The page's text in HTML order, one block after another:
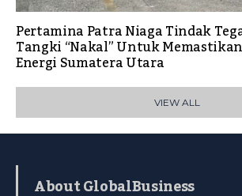
Pertamina Patra Niaga Tindak
Tangki “Nakal” Untuk
Energi Sumatera Utara
VIEW ALL
About GlobalBusiness